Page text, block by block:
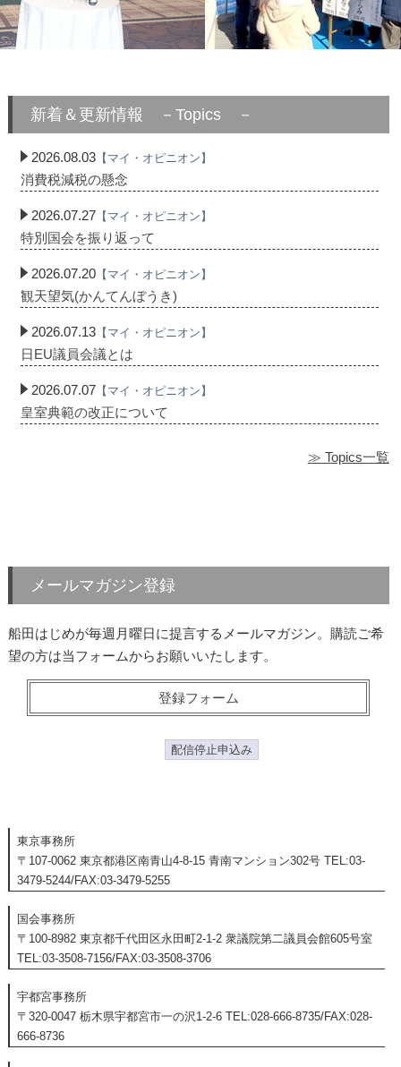
新着＆更新情報 －Topics －
2026.08.03【マイ・オピニオン】
消費税減税の懸念
2026.07.27【マイ・オピニオン】
特別国会を振り返って
2026.07.20【マイ・オピニオン】
観天望気(かんてんぼうき)
2026.07.13【マイ・オピニオン】
日EU議員会議とは
2026.07.07【マイ・オピニオン】
皇室典範の改正について
≫ Topics一覧
メールマガジン登録
船田はじめが毎週月曜日に提言するメールマガジン。購読ご希
望の方は当フォームからお願いいたします。
登録フォーム
配信停止申込み
東京事務所
〒107-0062 東京都港区南青山4-8-15 青南マンション302号 TEL:03-
3479-5244/FAX:03-3479-5255
国会事務所
〒100-8982 東京都千代田区永田町2-1-2 衆議院第二議員会館605号室
TEL:03-3508-7156/FAX:03-3508-3706
宇都宮事務所
〒320-0047 栃木県宇都宮市一の沢1-2-6 TEL:028-666-8735/FAX:028-
666-8736